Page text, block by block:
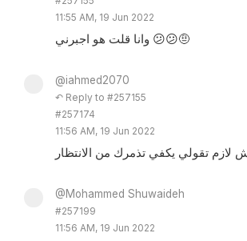
11:55 AM, 19 Jun 2022
وانا قلت هو اجبرني 😕😕🤨
@iahmed2070
↶ Reply to #257155
#257174
11:56 AM, 19 Jun 2022
لازم تقولي يكفي تذمرك من الانتظار
@Mohammed Shuwaideh
#257199
11:56 AM, 19 Jun 2022